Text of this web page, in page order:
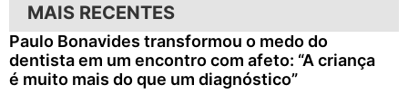
MAIS RECENTES
Paulo Bonavides transformou o medo do
dentista em um encontro com afeto: “A criança
é muito mais do que um diagnóstico”